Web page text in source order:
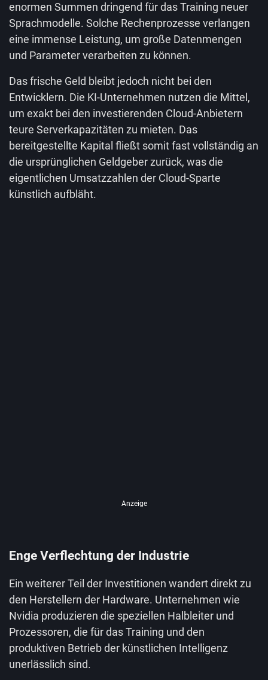
enormen Summen dringend für das Training neuer
Sprachmodelle. Solche Rechenprozesse verlangen
eine immense Leistung, um große Datenmengen
und Parameter verarbeiten zu können.
Das frische Geld bleibt jedoch nicht bei den
Entwicklern. Die KI-Unternehmen nutzen die Mittel,
um exakt bei den investierenden Cloud-Anbietern
teure Serverkapazitäten zu mieten. Das
bereitgestellte Kapital fließt somit fast vollständig an
die ursprünglichen Geldgeber zurück, was die
eigentlichen Umsatzzahlen der Cloud-Sparte
künstlich aufbläht.
Anzeige
Enge Verflechtung der Industrie
Ein weiterer Teil der Investitionen wandert direkt zu
den Herstellern der Hardware. Unternehmen wie
Nvidia produzieren die speziellen Halbleiter und
Prozessoren, die für das Training und den
produktiven Betrieb der künstlichen Intelligenz
unerlässlich sind.